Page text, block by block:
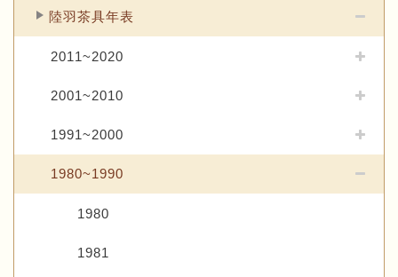
陸羽茶具年表
2011~2020
2001~2010
1991~2000
1980~1990
1980
1981